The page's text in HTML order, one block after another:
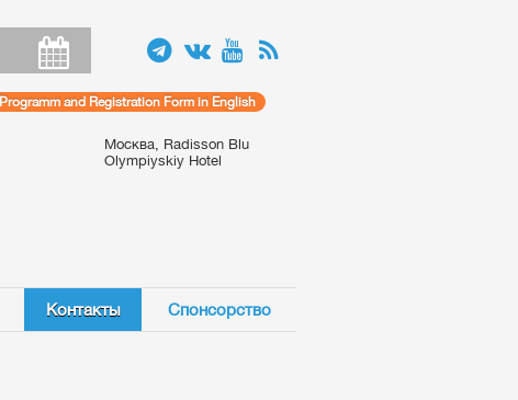
and Registration Form in English
Москва, Radisson Blu
Olympiyskiy Hotel
Контакты Спонсорство